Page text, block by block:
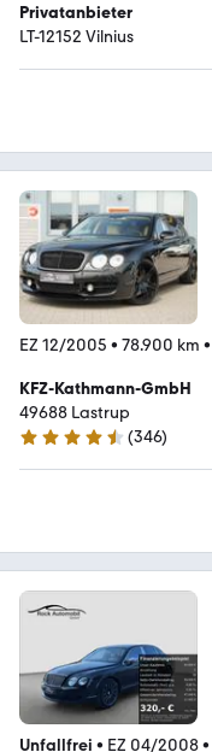
Privatanbieter
LT-12152 Vilnius
EZ 12/2005 • 78.900 km •
KFZ-Kathmann-GmbH
49688 Lastrup
4.6 Sterne
(346)
Unfallfrei • EZ 04/2008•